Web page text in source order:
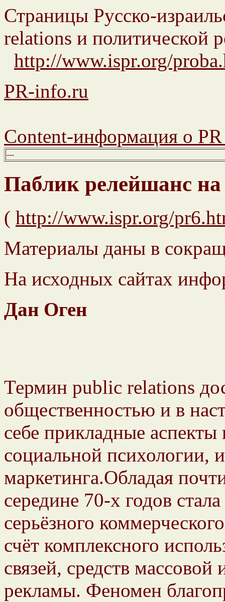
Страницы Русско-
relations и политической
http://www.ispr.org/
PR-info.ru
Content-информация о PR
---
Паблик релейшанс
( http://www.ispr.org/
Материалы даны в
На исходных сайтах
Дан Оген
Термин public relations
общественностью и в
себе прикладные
социальной психологии,
маркетинга.Обладая
середине 70-х годов
серьёзного
счёт комплексного
связей, средств
рекламы. Феномен